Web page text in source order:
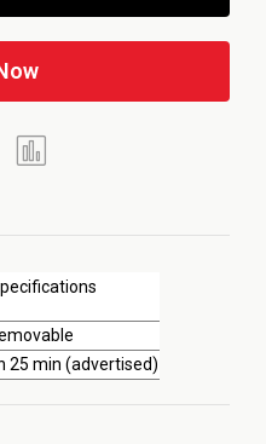
25 min (advertised)